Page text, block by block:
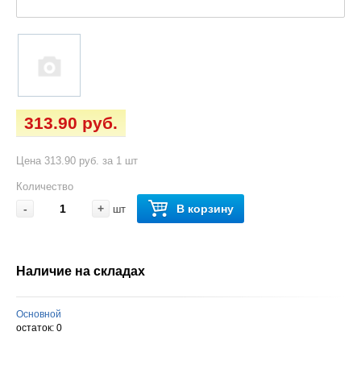
313.90 руб.
Цена 313.90 руб. за 1 шт
Количество
- + шт В корзину
Наличие на складах
Основной
остаток: 0